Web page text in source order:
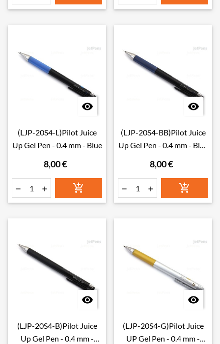

(LJP-20S4-L)Pilot Juice
Up Gel Pen - 0.4 mm - Blue
8,00 €
  

(LJP-20S4-BB)Pilot Juice
Up Gel Pen - 0.4 mm - Blue
8,00 €
  

(LJP-20S4-B)Pilot Juice
Up Gel Pen - 0.4 mm -

(LJP-20S4-G)Pilot Juice
UP Gel Pen - 0.4 mm -